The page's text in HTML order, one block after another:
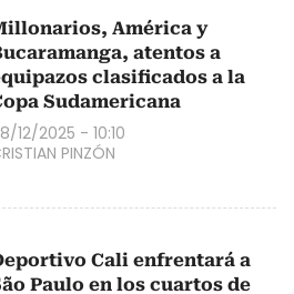
América y
atentos a
clasificados a la
Sudamericana
12/2025 - 10:10
PINZÓN
Cali enfrentará a
Paulo en los cuartos de